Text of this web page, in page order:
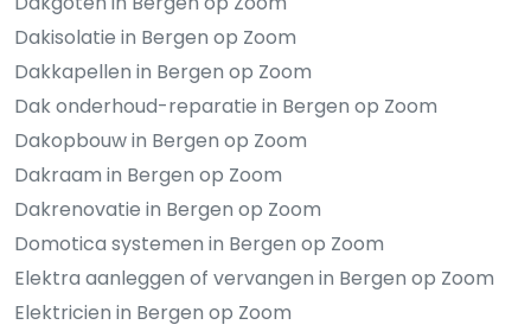
Dakisolatie in Bergen op Zoom
Dakkapellen in Bergen op Zoom
Dak onderhoud-reparatie in Bergen op Zoom
Dakopbouw in Bergen op Zoom
Dakraam in Bergen op Zoom
Dakrenovatie in Bergen op Zoom
Domotica systemen in Bergen op Zoom
Elektra aanleggen of vervangen in Bergen op Zoom
Elektricien in Bergen op Zoom